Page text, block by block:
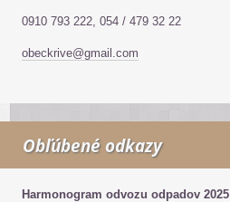
0910 793 222, 054 / 479 32 22
obeckrive@gmail.com
Obľúbené odkazy
Harmonogram odvozu odpadov 2025